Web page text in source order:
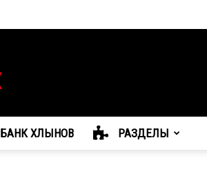
БАНК ХЛЫНОВ РАЗДЕЛЫ